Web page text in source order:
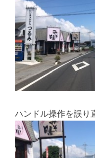
ハンドル操作を誤り